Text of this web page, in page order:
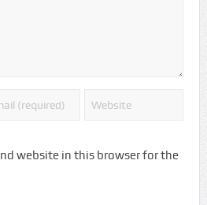
website in this browser for the